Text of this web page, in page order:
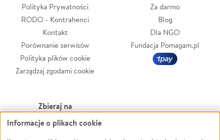
Polityka Prywatności
RODO - Kontrahenci
Kontakt
Porównanie serwisów
Polityka plików cookie
Zarządzaj zgodami cookie
Za darmo
Blog
Dla NGO
Fundacja Pomagam.pl
Zbieraj na
Leczenie
Informacje o plikach cookie